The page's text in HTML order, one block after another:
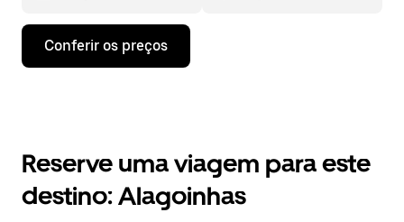
Pressione
seta
o
e
Conferir os preços
Reserve uma viagem para este
destino: Alagoinhas